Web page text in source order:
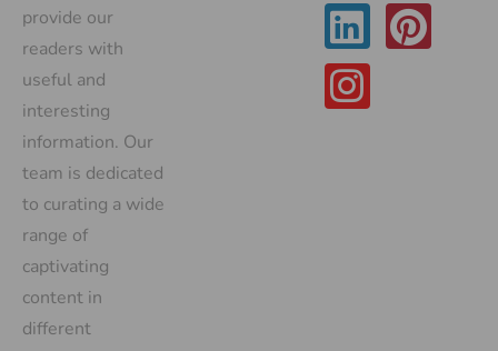
provide our
readers with
useful and
interesting
information. Our
team is dedicated
to curating a wide
range of
captivating
content in
different